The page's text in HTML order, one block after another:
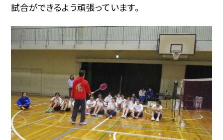
試合ができるよう頑張っています。